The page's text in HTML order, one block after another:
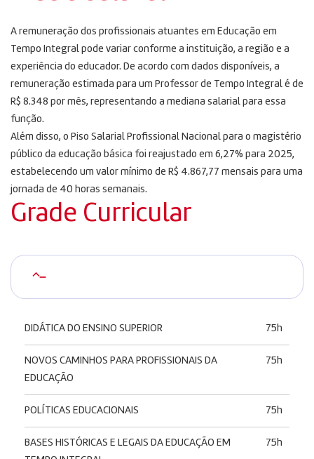
A remuneração dos profissionais atuantes em Educação em
Tempo Integral pode variar conforme a instituição, a região e a
experiência do educador. De acordo com dados disponíveis, a
remuneração estimada para um Professor de Tempo Integral é de
R$ 8.348 por mês, representando a mediana salarial para essa
função.
Além disso, o Piso Salarial Profissional Nacional para o magistério
público da educação básica foi reajustado em 6,27% para 2025,
estabelecendo um valor mínimo de R$ 4.867,77 mensais para uma
jornada de 40 horas semanais.
Grade Curricular
–
DIDÁTICA DO ENSINO SUPERIOR 75h
NOVOS CAMINHOS PARA PROFISSIONAIS DA
EDUCAÇÃO
75h
POLÍTICAS EDUCACIONAIS 75h
BASES HISTÓRICAS E LEGAIS DA EDUCAÇÃO EM
75h